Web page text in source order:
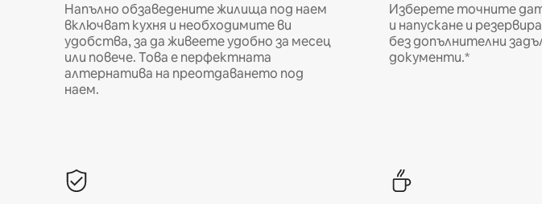
Напълно обзаведените жилища под наем
включват кухня и необходимите ви
удобства, за да живеете удобно за месец
или повече. Това е перфектната
алтернатива на преотдаването под
наем.
Изберете точните
и напускане и
без допълнителни
документи.*